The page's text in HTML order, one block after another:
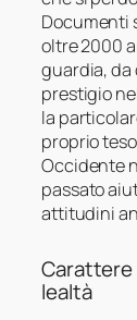
Documenti
oltre 2000
guardia, da
prestigio
la
proprio
Occidente
passato
attitudini
Carattere
lealtà